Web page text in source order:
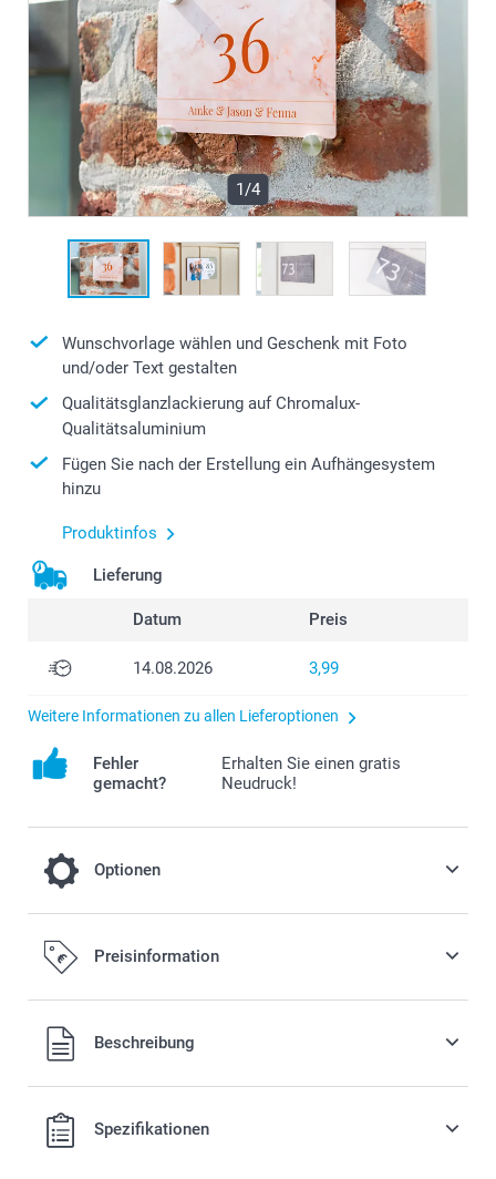
1/4
Wunschvorlage wählen und Geschenk mit Foto
und/oder Text gestalten
Qualitätsglanzlackierung auf Chromalux-
Qualitätsaluminium
Fügen Sie nach der Erstellung ein Aufhängesystem
hinzu
Produktinfos
Lieferung
Datum Preis
14.08.2026 3,99
Weitere Informationen zu allen Lieferoptionen
Fehler
gemacht?
Erhalten Sie einen gratis
Neudruck!
Optionen
Befestigungssystem
17,00/Stück
Preisinformation
Alle Preise verstehen sich in EURO (€) inkl. MwSt. und zzgl.
Versandkosten.Beschreibung
Spezifikationen